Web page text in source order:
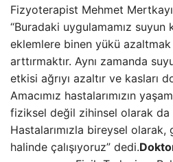
Fizyoterapist Mehmet
“Buradaki uygulamamız suyun
eklemlere binen yükü
arttırmaktır. Aynı zamanda
etkisi ağrıyı azaltır ve kasları
Amacımız hastalarımızın
fiziksel değil zihinsel olarak
Hastalarımızla bireysel
halinde çalışıyoruz” dedi.